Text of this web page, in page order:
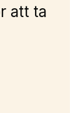
att ta